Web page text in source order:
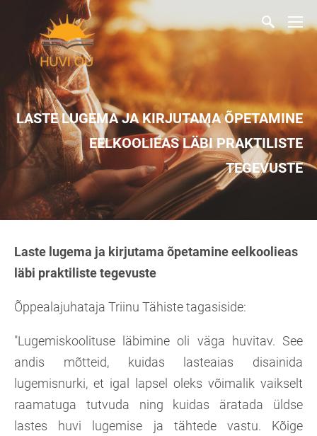
LASTE LUGEMA JA KIRJUTAMA ÕPETAMINE
EELKOOLIEAS LÄBI PRAKTILISTE
TEGEVUSTE
Laste lugema ja kirjutama õpetamine eelkoolieas
läbi praktiliste tegevuste
Õppealajuhataja Triinu Tähiste tagasiside:
"Lugemiskoolituse läbimine oli väga huvitav. See
andis mõtteid, kuidas lasteaias disainida
lugemisnurki, et igal lapsel oleks võimalik vaikselt
raamatuga tutvuda ning kuidas äratada üldse
lastes huvi lugemise ja tähtede vastu. Kõige